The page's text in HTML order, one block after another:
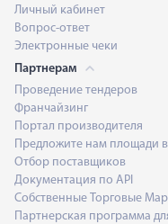
Личный кабинет
Вопрос-ответ
Электронные чеки
Партнерам
Проведение тендеров
Франчайзинг
Портал производителя
Предложите нам площади
Отбор поставщиков
Документация по API
Собственные Торговые
Партнерская программа